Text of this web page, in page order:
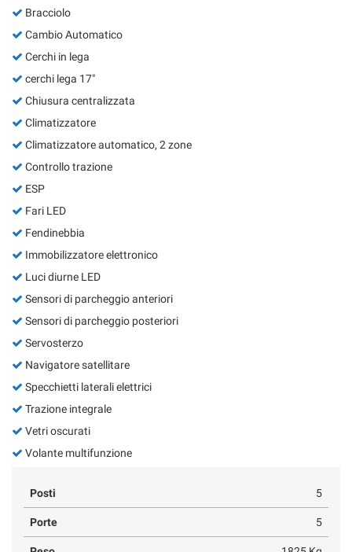
Bracciolo
Cambio Automatico
Cerchi in lega
cerchi lega 17"
Chiusura centralizzata
Climatizzatore
Climatizzatore automatico, 2 zone
Controllo trazione
ESP
Fari LED
Fendinebbia
Immobilizzatore elettronico
Luci diurne LED
Sensori di parcheggio anteriori
Sensori di parcheggio posteriori
Servosterzo
Navigatore satellitare
Specchietti laterali elettrici
Trazione integrale
Vetri oscurati
Volante multifunzione
Posti 5
Porte 5